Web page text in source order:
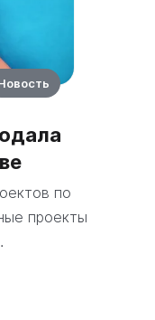
по
проекты